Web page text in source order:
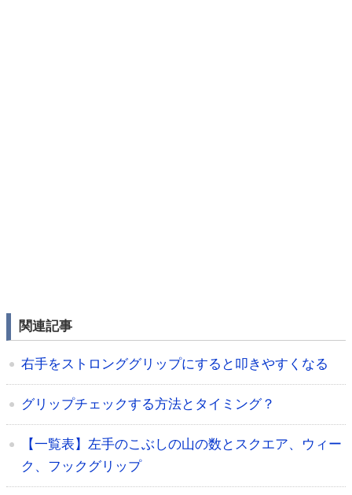
関連記事
右手をストロンググリップにすると叩きやすくなる
グリップチェックする方法とタイミング？
【一覧表】左手のこぶしの山の数とスクエア、ウィー
ク、フックグリップ